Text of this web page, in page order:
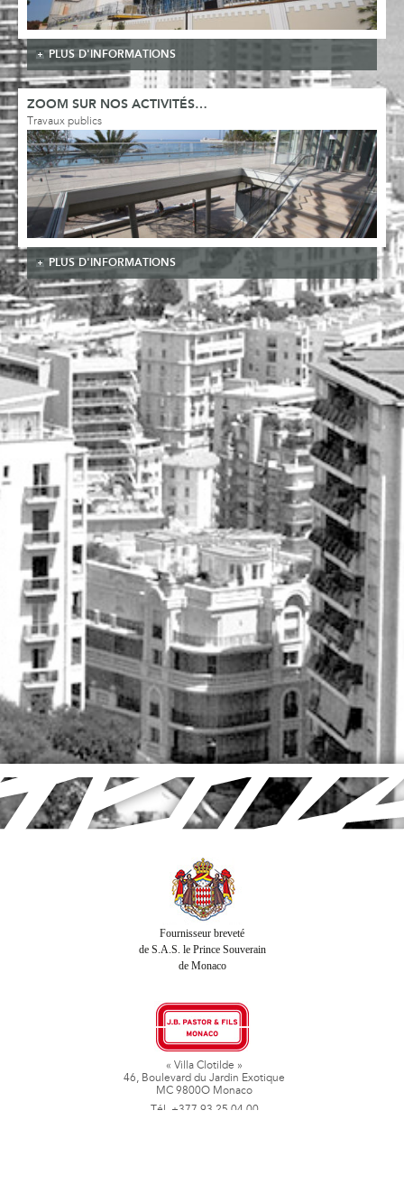
PLUS D'INFORMATIONS
ZOOM SUR NOS ACTIVITÉS…
Travaux publics
PLUS D'INFORMATIONS
Fournisseur breveté
de S.A.S. le Prince Souverain
de Monaco
« Villa Clotilde »
46, Boulevard du Jardin Exotique
MC 9800O Monaco
Tél. +377 93 25 04 00